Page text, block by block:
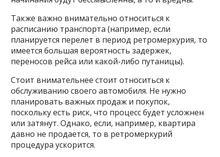
Также важно внимательно относиться к
расписанию транспорта (например, если
планируется перелет в период ретромеркурия, то
имеется большая вероятность задержек,
переносов рейса или какой-либо путаницы).
Стоит внимательнее стоит относиться к
обслуживанию своего автомобиля. Не нужно
планировать важных продаж и покупок,
поскольку есть риск, что процесс будет усложнен
или затянут. Однако, если, например, квартира
давно не продается, то в ретромеркурий
процедура ускорится.